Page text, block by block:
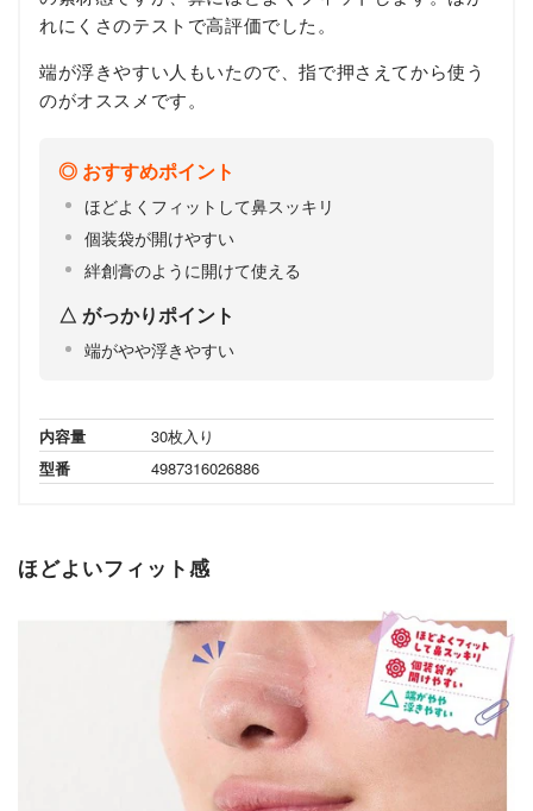
れにくさのテストで高評価でした。
端が浮きやすい人もいたので、指で押さえてから使う
のがオススメです。
おすすめポイント
ほどよくフィットして鼻スッキリ
個装袋が開けやすい
絆創膏のように開けて使える
がっかりポイント
端がやや浮きやすい
内容量
30枚入り
型番
4987316026886
ほどよいフィット感